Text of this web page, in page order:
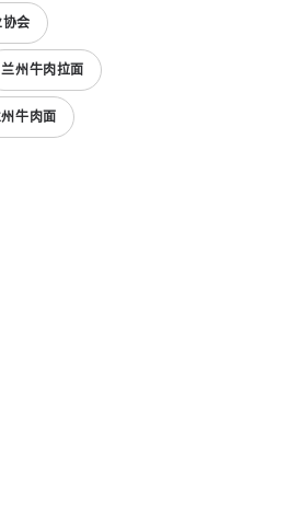
会
兰州牛肉拉面
牛肉面